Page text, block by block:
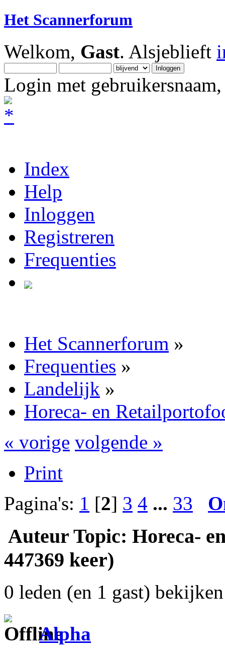
Het Scannerforum
Welkom, Gast. Alsjeblieft
Login met
Index
Help
Inloggen
Registreren
Frequenties
Het Scannerforum »
Frequenties »
Landelijk »
Horeca- en
« vorige volgende »
Print
Pagina's: 1 [2] 3 4 ... 33
Auteur Topic: Horeca-
447369 keer)
0 leden (en 1 gast)
Alpha